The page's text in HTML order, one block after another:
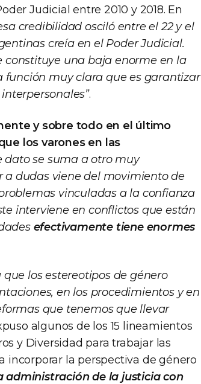
Judicial entre 2010 y 2018. En
credibilidad osciló entre el 22 y el
creía en el Poder Judicial.
constituye una baja enorme en la
muy clara que es garantizar
.
y sobre todo en el último
los varones en las
dato se suma a otro muy
dudas viene del movimiento de
vinculadas a la confianza
interviene en conflictos que están
efectivamente tiene enormes
los estereotipos de género
en los procedimientos y en
que tenemos que llevar
algunos de los 15 lineamientos
y Diversidad para trabajar las
incorporar la perspectiva de género
administración de la justicia con